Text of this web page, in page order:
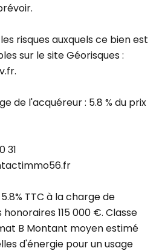
risques auxquels ce bien est
sur le site Géorisques :
de l'acquéreur : 5.8 % du prix
31
TTC à la charge de
115 000 €. Classe
B Montant moyen estimé
d'énergie pour un usage